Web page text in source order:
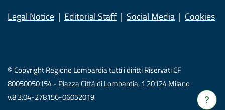
Verrà
Legal Notice Editorial Staff Social Media Cookies
© Copyright Regione Lombardia tutti i diritti Riservati CF
80050050154 - Piazza Città di Lombardia, 1 20124 Milano
v.8.3.04-278156-06052019